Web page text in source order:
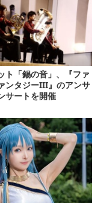
ト「錫の音」、『ファ
ンタジーIII』のアンサ
サートを開催